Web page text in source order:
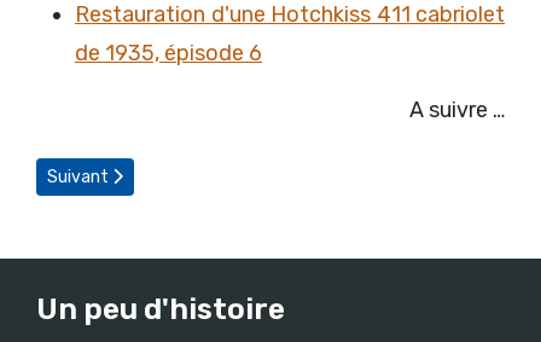
Restauration d'une Hotchkiss 411 cabriolet
de 1935, épisode 6
A suivre …
Article suivant : Les recherches historiques
Suivant
Un peu d'histoire